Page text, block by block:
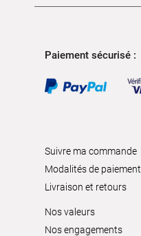
Paiement sécurisé :
Suivre ma commande
Modalités de paiement
Livraison et retours
Nos valeurs
Nos engagements